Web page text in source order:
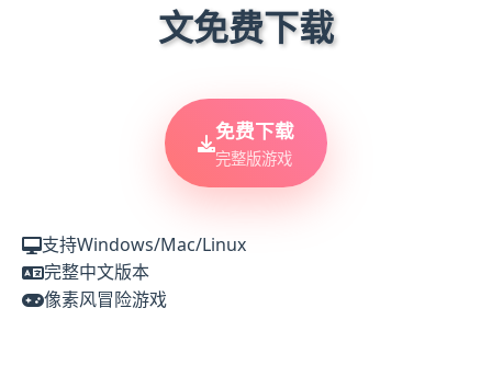
文免费下载
免费下载
完整版游戏
支持Windows/Mac/Linux
完整中文版本
像素风冒险游戏